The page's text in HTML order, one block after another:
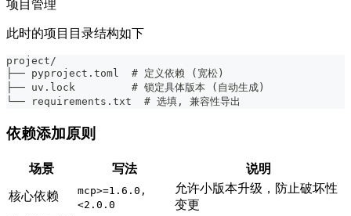
项目管理
此时的项目目录结构如下
project/
├── pyproject.toml  # 定义依赖 (宽松)
├── uv.lock         # 锁定具体版本 (自动生成)
└── requirements.txt  # 选填, 兼容性导出
依赖添加原则
场景 写法 说明
核心依赖
mcp>=1.6.0,
<2.0.0
允许小版本升级，防止破坏性
变更